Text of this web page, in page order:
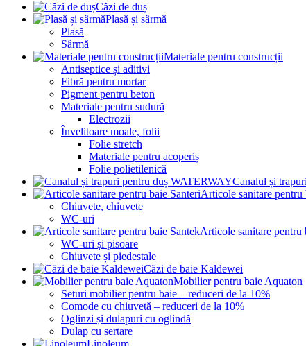
Căzi de duș
Plasă și sârmă
Plasă
Sârmă
Materiale pentru construcții
Antiseptice și aditivi
Fibră pentru mortar
Pigment pentru beton
Materiale pentru sudură
Electrozii
Învelitoare moale, folii
Folie stretch
Materiale pentru acoperiș
Folie polietilenică
Canalul și
Articole sanitare pentru
Chiuvete, chiuvete
WC-uri
Articole sanitare pentru
WC-uri și pisoare
Chiuvete și piedestale
Căzi de baie Kaldewei
Mobilier pentru baie Aquaton
Seturi mobilier pentru baie – reduceri de la 10%
Comode cu chiuvetă – reduceri de la 10%
Oglinzi și dulapuri cu oglindă
Dulap cu sertare
Linoleum